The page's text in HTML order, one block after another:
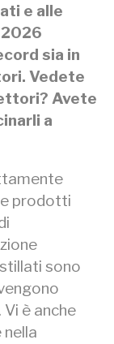
e alle
sia in
Vedete
Avete
a
prodotti
sono
è anche